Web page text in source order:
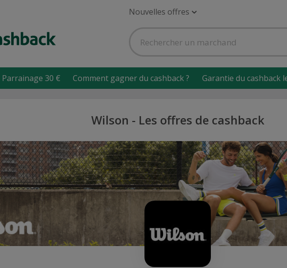
Nouvelles offres
Parrainage 30 € Comment gagner du cashback ? Garantie du cashback
Wilson - Les offres de cashback